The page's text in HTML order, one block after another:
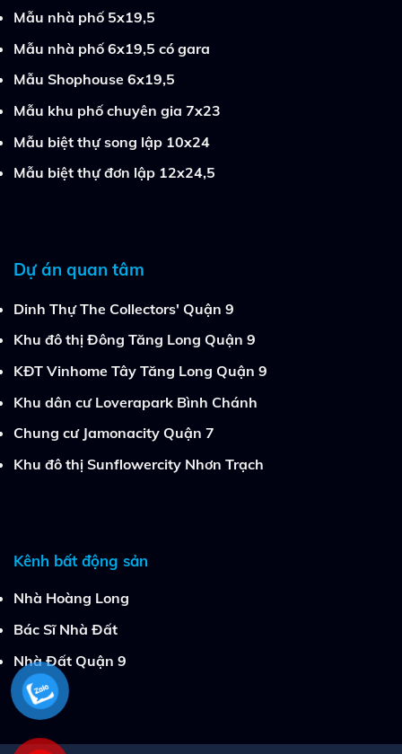
Mẫu nhà phố 5x19,5
Mẫu nhà phố 6x19,5 có gara
Mẫu Shophouse 6x19,5
Mẫu khu phố chuyên gia 7x23
Mẫu biệt thự song lập 10x24
Mẫu biệt thự đơn lập 12x24,5
Dự án quan tâm
Dinh Thự The Collectors' Quận 9
Khu đô thị Đông Tăng Long Quận 9
KĐT Vinhome Tây Tăng Long Quận 9
Khu dân cư Loverapark Bình Chánh
Chung cư Jamonacity Quận 7
Khu đô thị Sunflowercity Nhơn Trạch
Kênh bất động sản
Nhà Hoàng Long
Bác Sĩ Nhà Đất
Nhà Đất Quận 9